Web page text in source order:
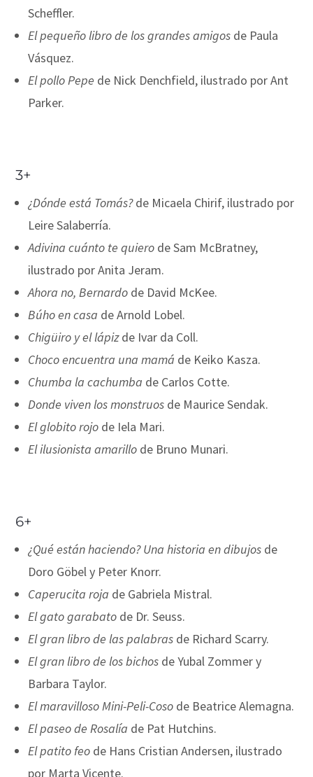
Scheffler.
El pequeño libro de los grandes amigos de Paula
Vásquez.
El pollo Pepe de Nick Denchfield, ilustrado por Ant
Parker.
3+
¿Dónde está Tomás?de Micaela Chirif, ilustrado por
Leire Salaberría.
Adivina cuánto te quiero de Sam McBratney,
ilustrado por Anita Jeram.
Ahora no, Bernardo de David McKee.
Búho en casa de Arnold Lobel.
Chigüiro y el lápizde Ivar da Coll.
Choco encuentra una mamá de Keiko Kasza.
Chumba la cachumba de Carlos Cotte.
Donde viven los monstruos de Maurice Sendak.
El globito rojo de Iela Mari.
El ilusionista amarillo de Bruno Munari.
6+
¿Qué están haciendo? Una historia en dibujos de
Doro Göbel y Peter Knorr.
Caperucita roja de Gabriela Mistral.
El gato garabato de Dr. Seuss.
El gran libro de las palabras de Richard Scarry.
El gran libro de los bichos de Yubal Zommer y
Barbara Taylor.
El maravilloso Mini-Peli-Coso de Beatrice Alemagna.
El paseo de Rosalía de Pat Hutchins.
El patito feo de Hans Cristian Andersen, ilustrado
por Marta Vicente.